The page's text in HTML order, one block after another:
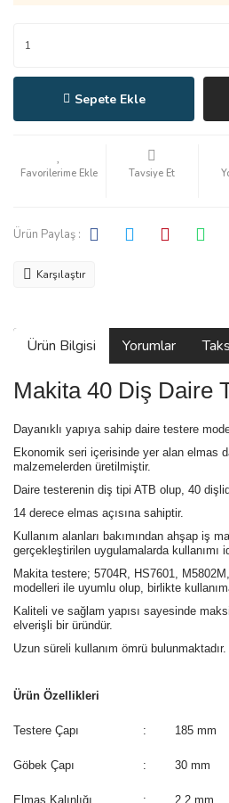
Sepete Ekle
Tavsiye Et
Ürün Paylaş :
Karşılaştır
Ürün Bilgisi Yorumlar
Makita 40 Diş Daire
Dayanıklı yapıya sahip daire testere
Ekonomik seri içerisinde yer alan elmas
malzemelerden üretilmiştir.
Daire testerenin diş tipi ATB olup, 40
14 derece elmas açısına sahiptir.
Kullanım alanları bakımından ahşap iş
gerçekleştirilen uygulamalarda kullanımı
Makita testere; 5704R, HS7601,
modelleri ile uyumlu olup, birlikte
Kaliteli ve sağlam yapısı sayesinde
elverişli bir üründür.
Uzun süreli kullanım ömrü bulunmaktadır.
Ürün Özellikleri
Testere Çapı : 185 mm
Göbek Çapı : 30 mm
Elmas Kalınlığı : 2.2 mm